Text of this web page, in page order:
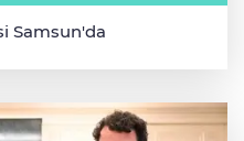
Samsun'da